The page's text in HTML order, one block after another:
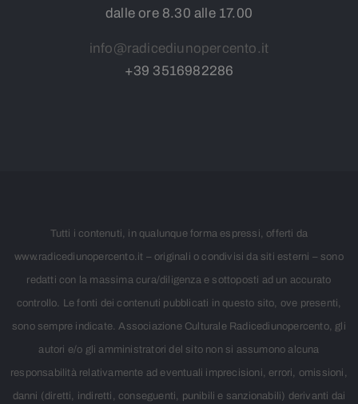
dalle ore 8.30 alle 17.00
info@radicediunopercento.it
+39 3516982286
Tutti i contenuti, in qualunque forma espressi, offerti da
www.radicediunopercento.it – originali o condivisi da siti esterni – sono
redatti con la massima cura/diligenza e sottoposti ad un accurato
controllo. Le fonti dei contenuti pubblicati in questo sito, ove presenti,
sono sempre indicate. Associazione Culturale Radicediunopercento, gli
autori e/o gli amministratori del sito non si assumono alcuna
responsabilità relativamente ad eventuali imprecisioni, errori, omissioni,
danni (diretti, indiretti, conseguenti, punibili e sanzionabili) derivanti dai